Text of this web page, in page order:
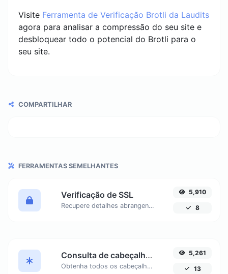
Visite Ferramenta de Verificação Brotli da Laudits
agora para analisar a compressão do seu site e
desbloquear todo o potencial do Brotli para o
seu site.
COMPARTILHAR
FERRAMENTAS SEMELHANTES
Verificação de SSL
Recupere detalhes abrangentes sobre certificados SSL, incluindo status, datas de emissão e expiração, organização e mais. Garanta a segurança e conformidade do seu site com nossa ferramenta fácil de usar.
5,910
8
Consulta de cabeçalhos HTTP
Obtenha todos os cabeçalhos HTTP retornados por uma URL. Analise cabeçalhos como Server, Set-Cookie, Cache-Control, Content-Type e mais.
5,261
13